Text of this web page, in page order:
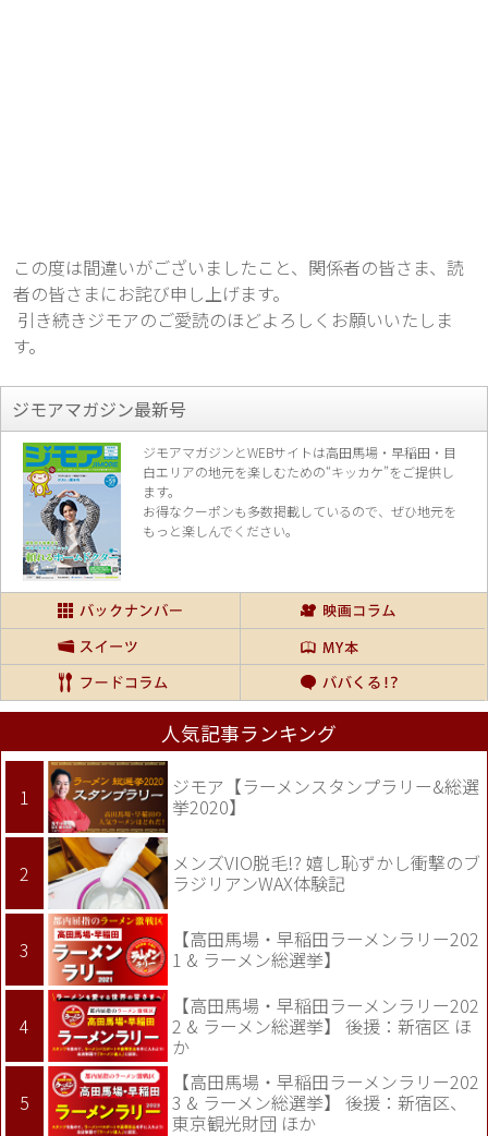
この度は間違いがございましたこと、関係者の皆さま、読
者の皆さまにお詫び申し上げます。
す。
ジモアマガジン最新号
ジモアマガジンとWEBサイトは高田馬場・早稲田・目
白エリアの地元を楽しむための“キッカケ”をご提供し
ます。
お得なクーポンも多数掲載しているので、 ぜひ地元を
もっと楽しんでください。
人気記事ランキング
ジモア【ラーメンスタンプラリー&総選
挙2020】
メンズVIO脱毛!? 嬉し恥ずかし衝撃のブ
ラジリアンWAX体験記
【高田馬場・早稲田ラーメンラリー202
1 & ラーメン総選挙】
【高田馬場・早稲田ラーメンラリー202
2 & ラーメン総選挙】 後援：新宿区 ほ
か
【高田馬場・早稲田ラーメンラリー202
3 & ラーメン総選挙】 後援：新宿区、
東京観光財団 ほか